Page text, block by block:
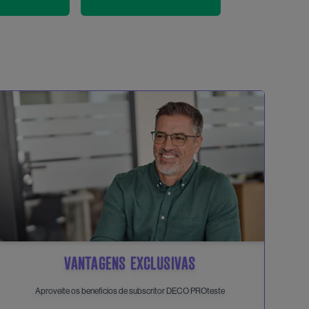
VANTAGENS EXCLUSIVAS
Aproveite os beneficios de subscritor DECO PROteste